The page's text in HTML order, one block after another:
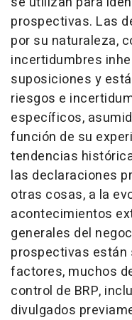
prospectivas. Las
por su naturaleza,
incertidumbres
suposiciones y
riesgos e
específicos,
función de su
tendencias
las declaraciones
otras cosas, a la
acontecimientos
generales del
prospectivas
factores, muchos
control de BRP,
divulgados